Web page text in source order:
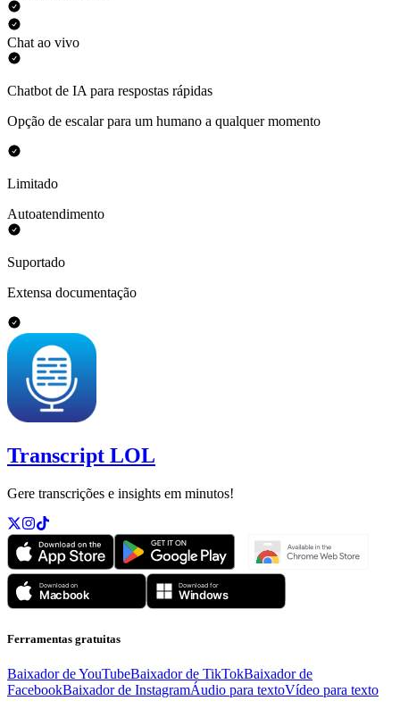
Chat ao vivo
Chatbot de IA para respostas rápidas
Opção de escalar para um humano a qualquer momento
Limitado
Autoatendimento
Suportado
Extensa documentação
Transcript LOL
Gere transcrições e insights em minutos!
Ferramentas gratuitas
Baixador de YouTubeBaixador de TikTokBaixador de
FacebookBaixador de InstagramÁudio para textoVídeo para texto